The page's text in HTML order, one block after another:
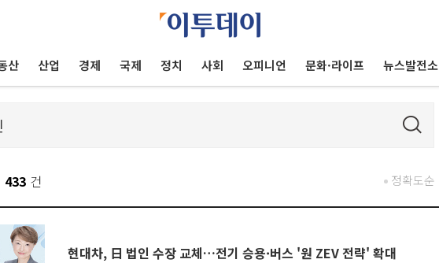
산 산업 경제 국제 정치 사회 오피니언 문화·라이프 뉴스발전소
433 건 정확도순
현대차, 日 법인 수장 교체…전기 승용·버스 '원 ZEV 전략' 확대